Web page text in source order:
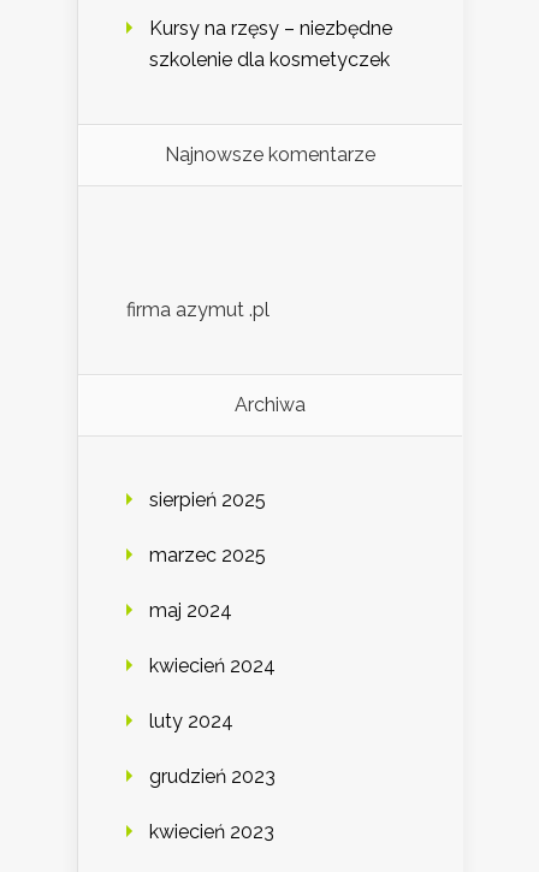
Kursy na rzęsy – niezbędne
szkolenie dla kosmetyczek
Najnowsze komentarze
firma azymut .pl
Archiwa
sierpień 2025
marzec 2025
maj 2024
kwiecień 2024
luty 2024
grudzień 2023
kwiecień 2023